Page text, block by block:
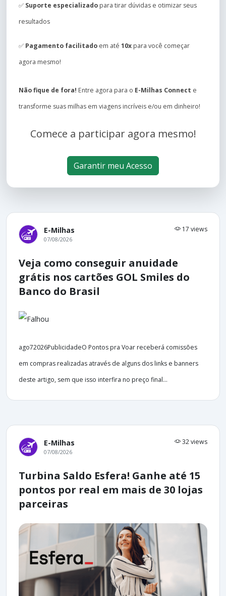
✅ Suporte especializado para tirar dúvidas e otimizar seus
resultados
✅ Pagamento facilitado em até 10x para você começar
agora mesmo!
Não fique de fora! Entre agora para o E-Milhas Connect e
transforme suas milhas em viagens incríveis e/ou em dinheiro!
Comece a participar agora mesmo!
Garantir meu Acesso
E-Milhas 17 views
07/08/2026
Veja como conseguir anuidade
grátis nos cartões GOL Smiles do
Banco do Brasil
ago72026PublicidadeO Pontos pra Voar receberá comissões
em compras realizadas através de alguns dos links e banners
deste artigo, sem que isso interfira no preço final...
E-Milhas 32 views
07/08/2026
Turbina Saldo Esfera! Ganhe até 15
pontos por real em mais de 30 lojas
parceiras